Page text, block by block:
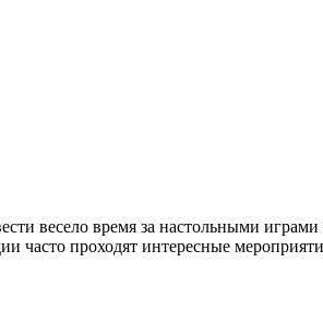
весело время за настольными
проходят интересные